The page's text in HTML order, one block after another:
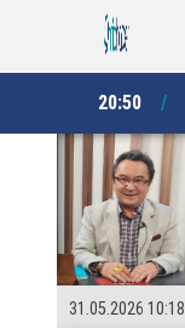
20:50
31.05.2026 10:18